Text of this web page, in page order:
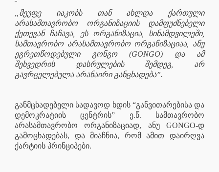
„მეუფე იაკობს თან ახლდა ქართული
არასამთავრობო ორგანიზაციის დამფუძნებელი
ქეთევან ჩაჩავა, ეს ორგანიზაცია, სინამდვილეში,
სამთავრობო არასამთავრობო ორგანიზაციაა, ანუ
ეგრეთწოდებული გონგო (GONGO) და ამ
შეხვედრის დასრულების შემდეგ, არ
გავრცელებულა არანაირი განცხადება”.
განმცხადებელი სადავოდ ხდის “განვითარებისა და
დემოკრატიის ცენტრის” ე.წ. სამთავრობო
არასამთავრობო ორგანიზაციად, ანუ GONGO-დ
გამოცხადებას, და მიაჩნია, რომ ამით დაირღვა
ქარტიის პრინციპები.